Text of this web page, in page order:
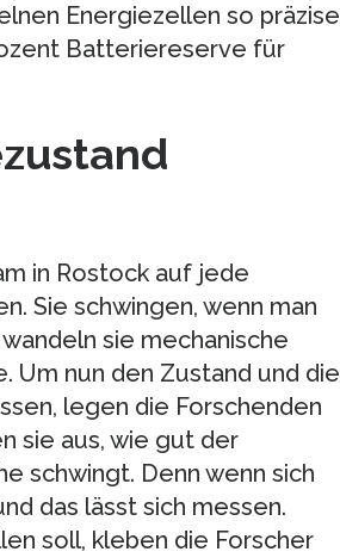
Energiezellen so präzise
Batteriereserve für
in Rostock auf jede
Sie schwingen, wenn man
sie mechanische
Um nun den Zustand und die
legen die Forschenden
sie aus, wie gut der
schwingt. Denn wenn sich
das lässt sich messen.
soll, kleben die Forscher